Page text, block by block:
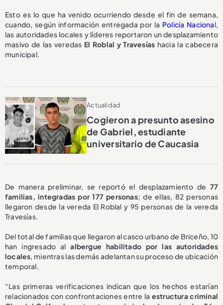
Esto es lo que ha venido ocurriendo desde el fin de semana,
cuando, según información entregada por la Policía Nacional,
las autoridades locales y líderes reportaron un desplazamiento
masivo de las veredas El Roblal y Travesías hacia la cabecera
municipal.
Actualidad
Cogieron a presunto asesino
de Gabriel, estudiante
universitario de Caucasia
De manera preliminar, se reportó el desplazamiento de 77
familias, integradas por 177 personas; de ellas, 82 personas
llegaron desde la vereda El Roblal y 95 personas de la vereda
Travesías.
Del total de familias que llegaron al casco urbano de Briceño, 10
han ingresado alalbergue habilitado por las autoridades
locales , mientras las demás adelantan su proceso de ubicación
temporal.
“Las primeras verificaciones indican que los hechos estarían
relacionados con confrontaciones entre la estructura criminal